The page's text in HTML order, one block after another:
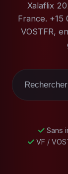
Xalaflix
France. +15
VOSTFR,
Sans
VF /